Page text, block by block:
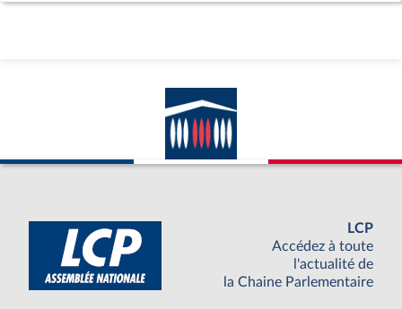
LCP
Accédez à toute
l'actualité de
la Chaine Parlementaire